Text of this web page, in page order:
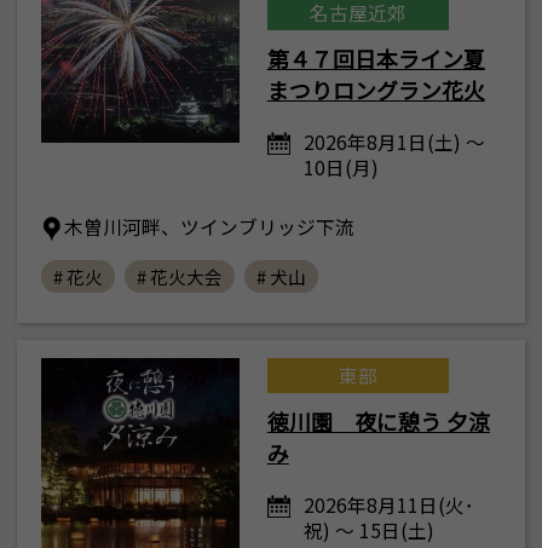
名古屋近郊
第４７回日本ライン夏
まつりロングラン花火
2026年8月1日(土) ～
10日(月)
木曽川河畔、ツインブリッジ下流
# 花火 # 花火大会 # 犬山
東部
徳川園 夜に憩う 夕涼
み
2026年8月11日(火･
祝) ～ 15日(土)